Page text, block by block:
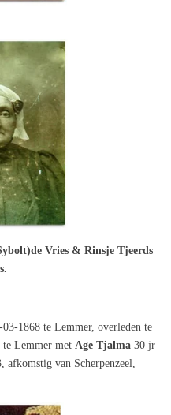
Vries & Rinsje Tjeerds
03-1868 te Lemmer, overleden te
Lemmer met Age Tjalma 30 jr
afkomstig van Scherpenzeel,